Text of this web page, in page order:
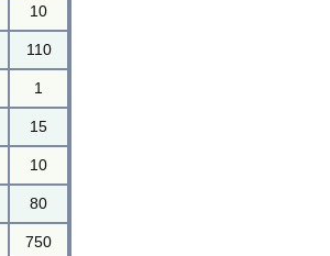
10
110
1
15
10
80
750